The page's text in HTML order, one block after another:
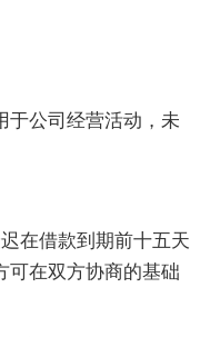
于公司经营活动，未
在借款到期前十五天
可在双方协商的基础